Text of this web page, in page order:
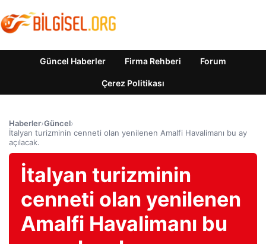
Güncel Haberler Firma Rehberi Forum
Çerez Politikası
Haberler›Güncel›
İtalyan turizminin cenneti olan yenilenen Amalfi Havalimanı bu ay
açılacak.
İtalyan turizminin
cenneti olan yenilenen
Amalfi Havalimanı bu